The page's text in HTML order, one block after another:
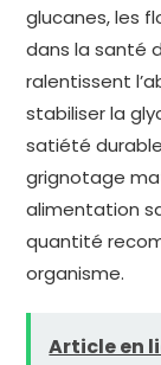
glucanes, les
dans la santé
ralentissent
stabiliser la
satiété
grignotage
alimentation
quantité
organisme.
Article en